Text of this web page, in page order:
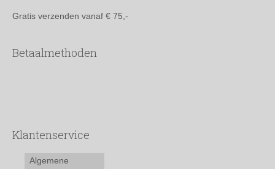
Gratis verzenden vanaf € 75,-
Betaalmethoden
Klantenservice
Algemene